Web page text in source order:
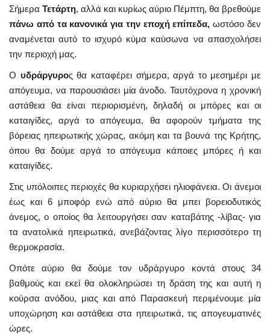
Σήμερα Τετάρτη, αλλά και κυρίως αύριο Πέμπτη, θα βρεθούμε
πάνω από τα κανονικά για την εποχή επίπεδα, ωστόσο δεν
αναμένεται αυτό το ισχυρό κύμα καύσωνα να απασχολήσει
την περιοχή μας.
Ο υδράργυρος θα καταφέρει σήμερα, αργά το μεσημέρι με
απόγευμα, να παρουσιάσει μία άνοδο. Ταυτόχρονα η χρονική
αστάθεια θα είναι περιορισμένη, δηλαδή οι μπόρες και οι
καταιγίδες, αργά το απόγευμα, θα αφορούν τμήματα της
βόρειας ηπειρωτικής χώρας, ακόμη και τα βουνά της Κρήτης,
όπου θα δούμε αργά το απόγευμα κάποιες μπόρες ή και
καταιγίδες.
Στις υπόλοιπες περιοχές θα κυριαρχήσει ηλιοφάνεια. Οι άνεμοι
έως και 6 μποφόρ ενώ από αύριο θα μπει βορειοδυτικός
άνεμος, ο οποίος θα λειτουργήσει σαν καταβάτης -λίβας- για
τα ανατολικά ηπειρωτικά, ανεβάζοντας λίγο περισσότερο τη
θερμοκρασία.
Οπότε αύριο θα δούμε τον υδράργυρο κοντά στους 34
βαθμούς και εκεί θα ολοκληρώσει τη δράση της και αυτή η
κούρσα ανόδου, μιας και από Παρασκευή περιμένουμε μία
υποχώρηση και αστάθεια στα ηπειρωτικά, τις απογευματινές
ώρες.